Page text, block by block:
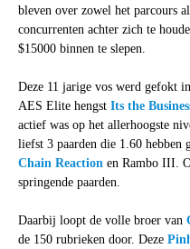
bleven over zowel het parcours
concurrenten achter zich te
$15000 binnen te slepen.
Deze 11 jarige vos werd gefokt
AES Elite hengst Its the
actief was op het allerhoogste
liefst 3 paarden die 1.60 hebben
Chain Reactionen Rambo III.
springende paarden.
Daarbij loopt de volle broer van
de 150 rubrieken door. Deze